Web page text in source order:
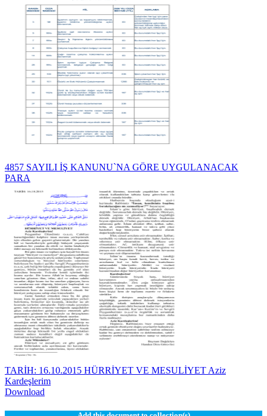
4857 SAYILI İŞ KANUNU`NA GÖRE UYGULANACAK
PARA
TARİH: 16.10.2015 HÜRRİYET VE MESULİYET Aziz
Kardeşlerim
Download